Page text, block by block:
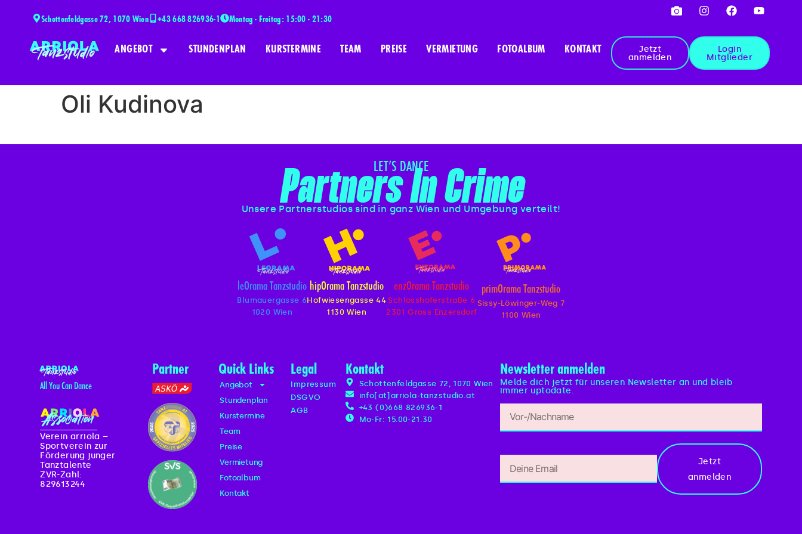
Schottenfeldgasse 72, 1070 Wien +43 668 826936-1 Montag - Freitag: 15:00 - 21:30
ANGEBOT STUNDENPLAN KURSTERMINE TEAM PREISE VERMIETUNG FOTOALBUM KONTAKT Jetzt
anmelden
Login
Mitglieder
Oli Kudinova
LET’S DANCE
Partners In Crime
Unsere Partnerstudios sind in ganz Wien und Umgebung verteilt!
leOrama Tanzstudio
Blumauergasse 6
1020 Wien
hipOrama Tanzstudio
Hofwiesengasse 44
1130 Wien
enzOrama Tanzstudio
Schlosshoferstraße 6
2301 Gross Enzersdorf
primOrama Tanzstudio
Sissy-Löwinger-Weg 7
1100 Wien
All You Can Dance
Verein arriola –
Sportverein zur
Förderung junger
Tanztalente
ZVR-Zahl:
829613244
Partner Quick Links
Angebot
Stundenplan
Kurstermine
Team
Preise
Vermietung
Fotoalbum
Kontakt
Legal
Impressum
DSGVO
AGB
Kontakt
Schottenfeldgasse 72, 1070 Wien
info[at]arriola-tanzstudio.at
+43 (0)668 826936-1
Mo-Fr: 15.00-21.30
Newsletter anmelden
Melde dich jetzt für unseren Newsletter an und bleib
immer uptodate.
Jetzt
anmelden